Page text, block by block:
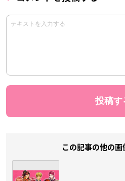
この記事の他の画